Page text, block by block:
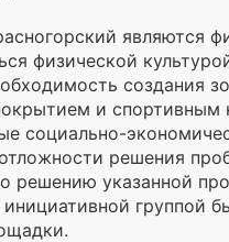
являются
физической
создания
и спортивным
социально-
решения
решению указанной
группой